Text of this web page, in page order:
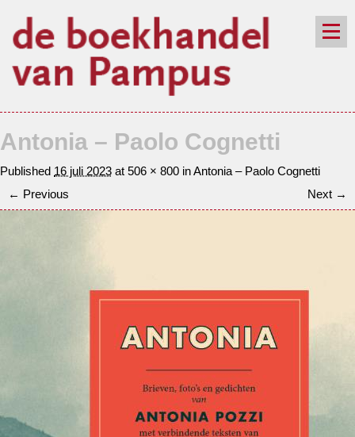
nieuwsbrief
Antonia – Paolo Cognetti
Published 16 juli 2023 at 506 × 800 inAntonia – Paolo Cognetti
← Previous
Next →